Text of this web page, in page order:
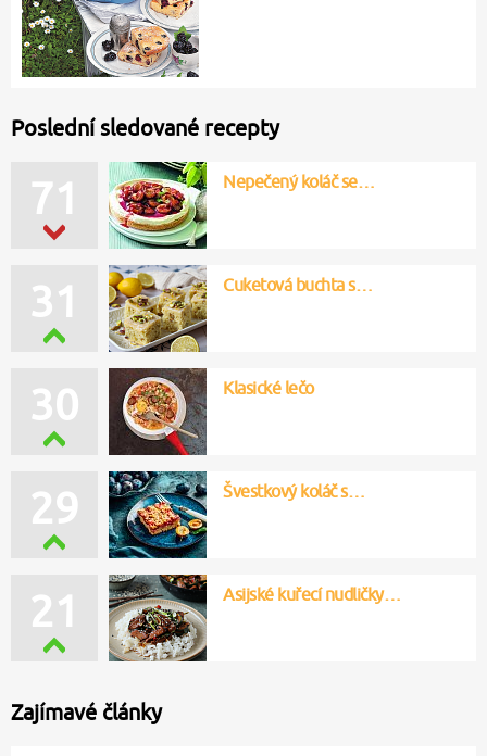
Poslední sledované recepty
71 Nepečený koláč se…
31 Cuketová buchta s…
29 Švestkový koláč s…
30 Klasické lečo
21 Asijské kuřecí nudličky…
Zajímavé články